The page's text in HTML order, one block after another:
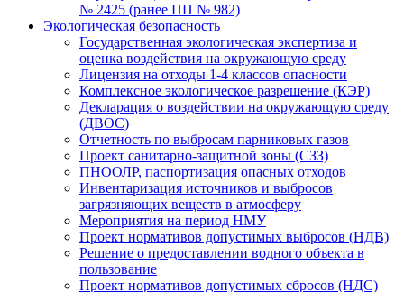
№ 2425 (ранее ПП № 982)
Экологическая безопасность
Государственная экологическая экспертиза и
оценка воздействия на окружающую среду
Лицензия на отходы 1-4 классов опасности
Комплексное экологическое разрешение (КЭР)
Декларация о воздействии на окружающую среду
(ДВОС)
Отчетность по выбросам парниковых газов
Проект санитарно-защитной зоны (СЗЗ)
ПНООЛР, паспортизация опасных отходов
Инвентаризация источников и выбросов
загрязняющих веществ в атмосферу
Мероприятия на период НМУ
Проект нормативов допустимых выбросов (НДВ)
Решение о предоставлении водного объекта в
пользование
Проект нормативов допустимых сбросов (НДС)